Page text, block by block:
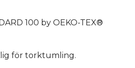
100 by OEKO-TEX®
för torktumling.